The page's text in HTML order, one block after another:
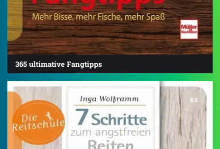
365 ultimative Fangtipps
4.5